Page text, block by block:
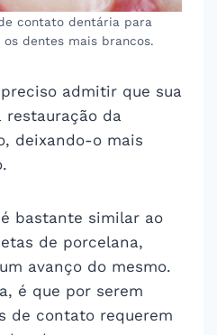
contato dentária para
dentes mais brancos.
admitir que sua
da
deixando-o mais
bastante similar ao
de porcelana,
avanço do mesmo.
é que por serem
de contato requerem